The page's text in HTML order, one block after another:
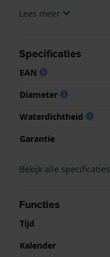
.Lees meer
Specificaties
EAN
Diameter
Waterdichtheid
Garantie
Bekijk alle specificaties
Functies
Tijd
Kalender